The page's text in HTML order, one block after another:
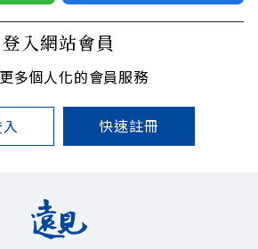
登入網站會員
多個人化的會員服務
快速註冊